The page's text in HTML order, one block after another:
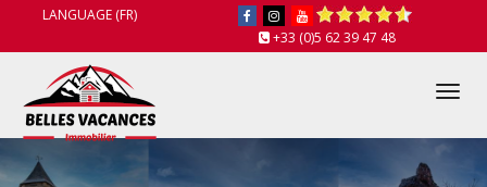
LANGUAGE (FR)
+33 (0)5 62 39 47 48